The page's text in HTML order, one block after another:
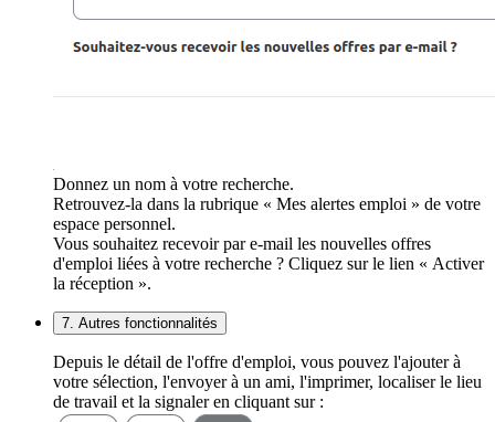
Donnez un nom à votre recherche.
Retrouvez-la dans la rubrique « Mes alertes emploi » de votre
espace personnel.
Vous souhaitez recevoir par e-mail les nouvelles offres
d'emploi liées à votre recherche ? Cliquez sur le lien « Activer
la réception ».
7. Autres fonctionnalités
Depuis le détail de l'offre d'emploi, vous pouvez l'ajouter à
votre sélection, l'envoyer à un ami, l'imprimer, localiser le lieu
de travail et la signaler en cliquant sur :